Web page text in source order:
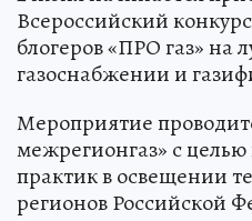
2 июня начинается
Всероссийский
блогеров «ПРО газ» на
газоснабжении и
Мероприятие
межрегионгаз» с